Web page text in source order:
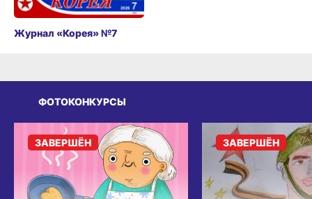
Журнал «Корея» №7
ФОТОКОНКУРСЫ
ЗАВЕРШЁН ЗАВЕРШЁН